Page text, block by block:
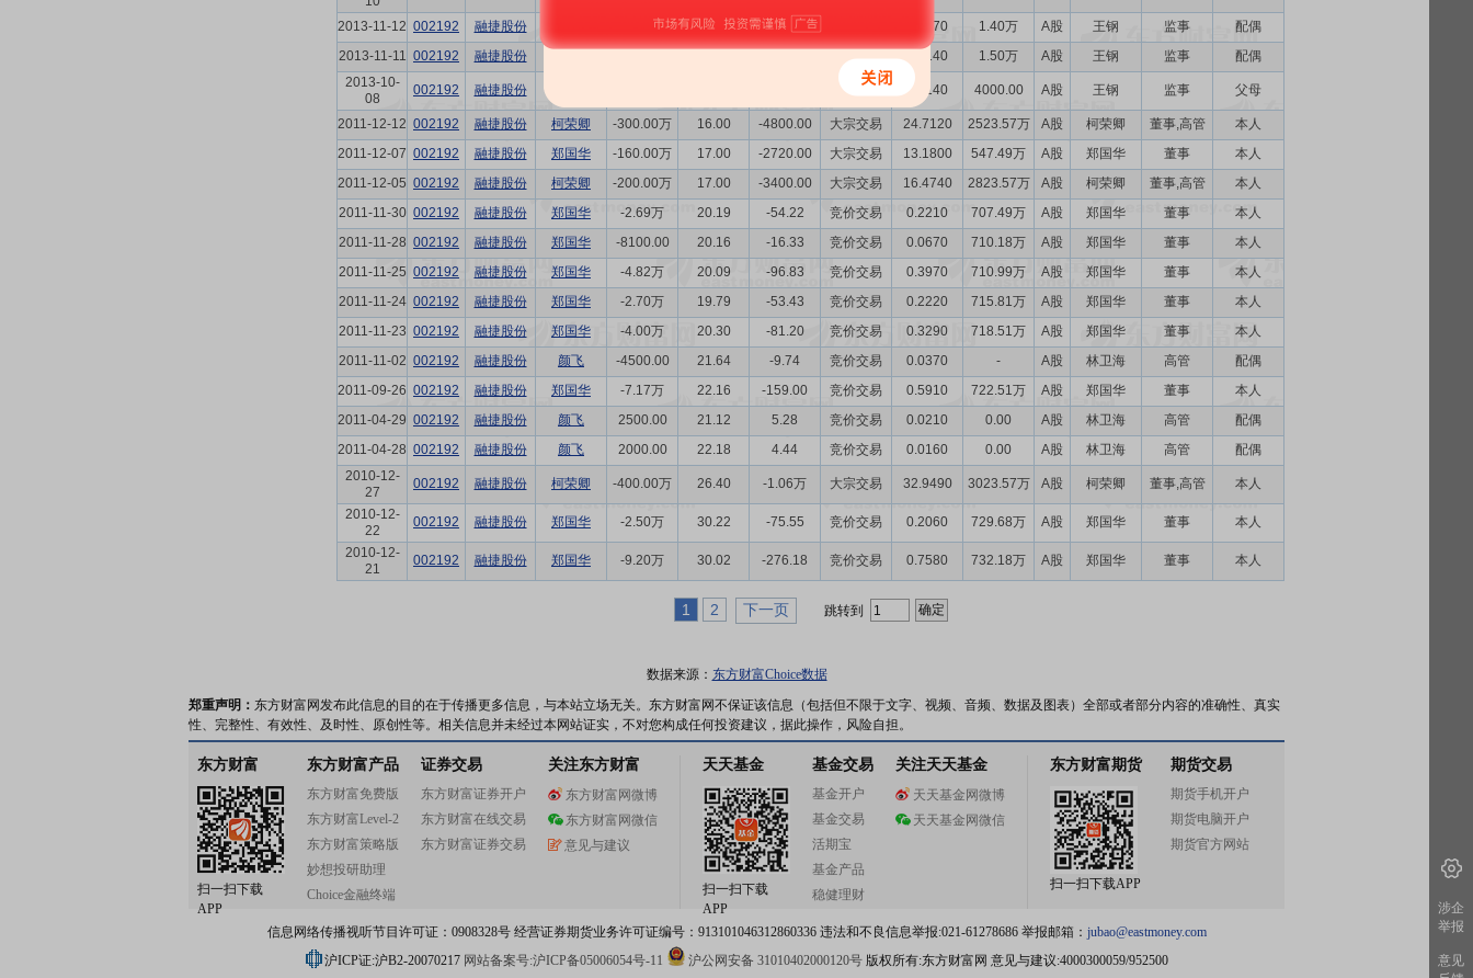
2013-11-12 002192 融捷股份 -1000.00 13.71 -1.37 0.0070 1.40万 A股 王钢 监事
配偶
2013-11-11 002192 融捷股份 竞价交易 0.0140 1.50万 A股 王钢 监事
配偶
2013-10-
08
002192 融捷股份 竞价交易 0.0140 4000.00 A股 王钢 监事 父母
2011-12-12 002192 融捷股份 柯荣卿 -300.00万 16.00 -4800.00 大宗交易 24.7120 2523.57万 A股 柯荣卿 董事,高管
本人
2011-12-07 002192 融捷股份 郑国华 -160.00万 17.00 -2720.00 大宗交易 13.1800 547.49万 A股 郑国华 董事
本人
2011-12-05 002192 融捷股份 柯荣卿 -200.00万 17.00 -3400.00 大宗交易 16.4740 2823.57万 A股 柯荣卿 董事,高管
本人
2011-11-30 002192 融捷股份 郑国华 -2.69万 20.19 -54.22 竞价交易 0.2210 707.49万 A股 郑国华 董事
本人
2011-11-28 002192 融捷股份 郑国华 -8100.00 20.16 -16.33 竞价交易 0.0670 710.18万 A股 郑国华 董事
本人
2011-11-25 002192 融捷股份 郑国华 -4.82万 20.09 -96.83 竞价交易 0.3970 710.99万 A股 郑国华 董事
本人
2011-11-24 002192 融捷股份 郑国华 -2.70万 19.79 -53.43 竞价交易 0.2220 715.81万 A股 郑国华 董事
本人
2011-11-23 002192 融捷股份 郑国华 -4.00万 20.30 -81.20 竞价交易 0.3290 718.51万 A股 郑国华 董事
本人
2011-11-02 002192 融捷股份 颜飞 -4500.00 21.64 -9.74 竞价交易 0.0370 - A股 林卫海 高管
配偶
2011-09-26 002192 融捷股份 郑国华 -7.17万 22.16 -159.00 竞价交易 0.5910 722.51万 A股 郑国华 董事
本人
2011-04-29 002192 融捷股份 颜飞 2500.00 21.12 5.28 竞价交易 0.0210 0.00 A股 林卫海 高管
配偶
2011-04-28 002192 融捷股份 颜飞 2000.00 22.18 4.44 竞价交易 0.0160 0.00 A股 林卫海 高管
配偶
2010-12-
27
002192 融捷股份 柯荣卿 -400.00万 26.40 -1.06万 大宗交易 32.9490 3023.57万 A股 柯荣卿 董事,高管
本人
2010-12-
22
002192 融捷股份 郑国华 -2.50万 30.22 -75.55 竞价交易 0.2060 729.68万 A股 郑国华 董事
本人
2010-12-
21
002192 融捷股份 郑国华 -9.20万 30.02 -276.18 竞价交易 0.7580 732.18万 A股 郑国华 董事 本人
1 2 下一页 跳转到
数据来源： 东方财富Choice数据
郑重声明： 东方财富网发布此信息的目的在于传播更多信息，与本站立场无关。东方财富网不保证该信息（包括但不限于文字、视频、音频、数据及图表）全部或者部分内容的准确性、真实
性、完整性、有效性、及时性、原创性等。相关信息并未经过本网站证实，不对您构成任何投资建议，据此操作，风险自担。
东方财富
扫一扫下载
APP
东方财富产品
东方财富免费版
东方财富Level-2
东方财富策略版
妙想投研助理
Choice金融终端
证券交易
东方财富证券开户
东方财富在线交易
东方财富证券交易
关注东方财富
东方财富网微博
东方财富网微信
意见与建议
天天基金
扫一扫下载
APP
基金交易
基金开户
基金交易
活期宝
基金产品
稳健理财
关注天天基金
天天基金网微博
天天基金网微信
东方财富期货
扫一扫下载APP
期货交易
期货手机开户
期货电脑开户
期货官方网站
信息网络传播视听节目许可证：0908328号 经营证券期货业务许可证编号：913101046312860336 违法和不良信息举报:021-61278686 举报邮箱： jubao@eastmoney.com
沪ICP证:沪B2-20070217 网站备案号:沪ICP备05006054号-11 沪公网安备 31010402000120号版权所有:东方财富网 意见与建议:4000300059/952500
涉企
举报
意见